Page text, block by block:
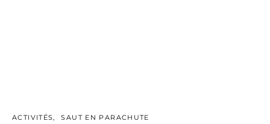
ACTIVITÉS SAUT EN PARACHUTE